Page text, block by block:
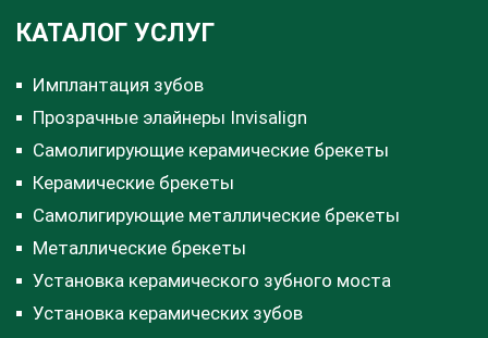
КАТАЛОГ УСЛУГ
Имплантация зубов
Прозрачные элайнеры Invisalign
Самолигирующие керамические брекеты
Керамические брекеты
Самолигирующие металлические брекеты
Металлические брекеты
Установка керамического зубного моста
Установка керамических зубов